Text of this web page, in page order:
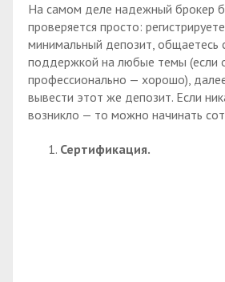
На самом деле надежный брокер
проверяется просто:
минимальный депозит, общаетесь
поддержкой на любые темы (если
профессионально — хорошо),
вывести этот же депозит. Если
возникло — то можно начинать
Сертификация.